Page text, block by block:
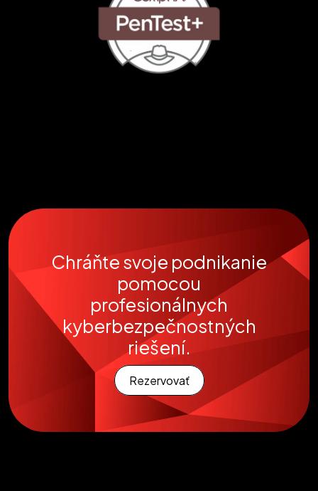
Chráňte svoje podnikanie
pomocou
profesionálnych
kyberbezpečnostných
riešení.
Rezervovať